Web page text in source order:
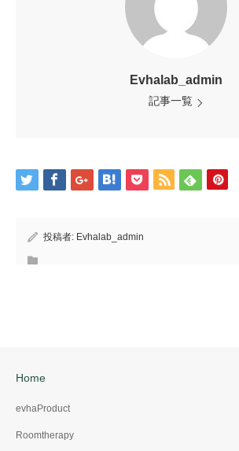
Evhalab_admin
記事一覧
投稿者: Evhalab_admin
Home
evhaProduct
Roomtherapy